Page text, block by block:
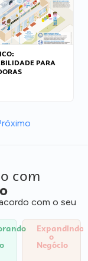
PARA
com
com o seu
Expandindo
o
Negócio